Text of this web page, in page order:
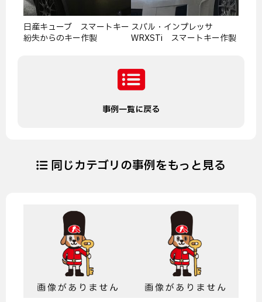
日産キューブ スマートキー
紛失からのキー作製
事例一覧に戻る
スバル・インプレッサ
WRXSTi スマートキー作製
同じカテゴリの事例をもっと見る